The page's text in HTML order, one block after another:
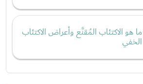
ما هو الاكتئاب المُقنَّع وأعراض الاكتئاب
الخفي